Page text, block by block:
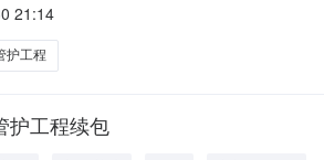
资金来源已落实，现委托江都区大桥镇农村
21:14
护工程
护工程续包